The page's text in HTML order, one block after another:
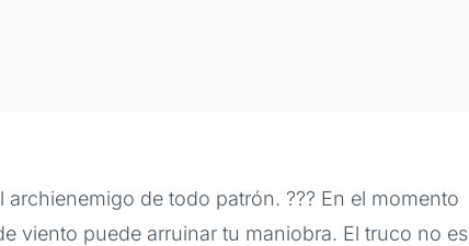
de todo patrón. ??? En el momento
viento puede arruinar tu maniobra. El truco no es